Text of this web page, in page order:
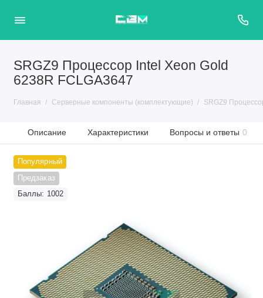
SRGZ9 Процессор Intel Xeon Gold
6238R FCLGA3647
Главная Серверные компоненты (комплектующие) SRGZ9
Описание Характеристики Вопросы и ответы 0
Популярный
Предзаказ
Баллы: 1002